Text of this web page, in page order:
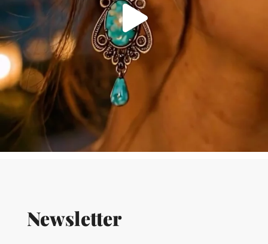
Newsletter